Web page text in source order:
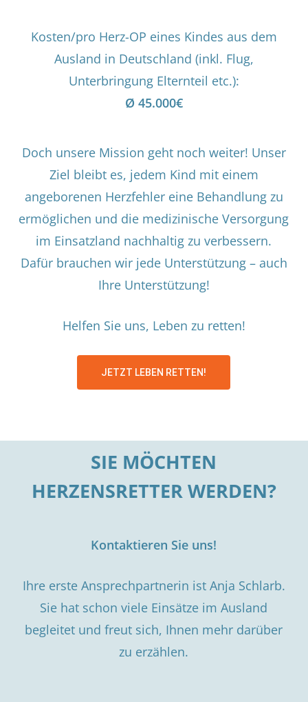
Kosten/pro Herz-OP eines Kindes aus dem
Ausland in Deutschland (inkl. Flug,
Unterbringung Elternteil etc.):
Ø 45.000€
Doch unsere Mission geht noch weiter! Unser
Ziel bleibt es, jedem Kind mit einem
angeborenen Herzfehler eine Behandlung zu
ermöglichen und die medizinische Versorgung
im Einsatzland nachhaltig zu verbessern.
Dafür brauchen wir jede Unterstützung – auch
Ihre Unterstützung!
Helfen Sie uns, Leben zu retten!
JETZT LEBEN RETTEN!
SIE MÖCHTEN
HERZENSRETTER WERDEN?
Kontaktieren Sie uns!
Ihre erste Ansprechpartnerin ist Anja Schlarb.
Sie hat schon viele Einsätze im Ausland
begleitet und freut sich, Ihnen mehr darüber
zu erzählen.